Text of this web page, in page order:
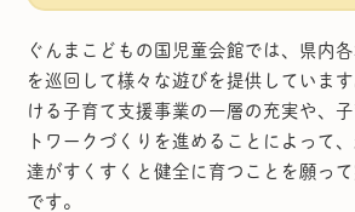
ぐんまこどもの国児童会館では、県内
を巡回して様々な遊びを提供していま
ける子育て支援事業の一層の充実や、
トワークづくりを進めることによって
達がすくすくと健全に育つことを願っ
です。